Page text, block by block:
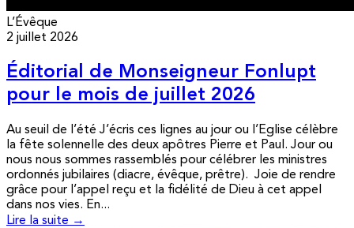
L’Évêque
2 juillet 2026
Éditorial de Monseigneur Fonlupt
pour le mois de juillet 2026
Au seuil de l’été J’écris ces lignes au jour ou l’Eglise célèbre
la fête solennelle des deux apôtres Pierre et Paul. Jour ou
nous nous sommes rassemblés pour célébrer les ministres
ordonnés jubilaires (diacre, évêque, prêtre). Joie de rendre
grâce pour l’appel reçu et la fidélité de Dieu à cet appel
dans nos vies. En...
Lire la suite →